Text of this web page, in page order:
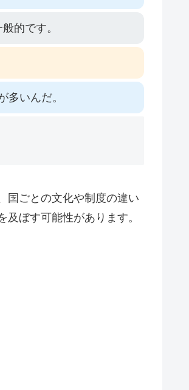
的です。
いんだ。
国ごとの文化や制度の違い
ぼす可能性があります。